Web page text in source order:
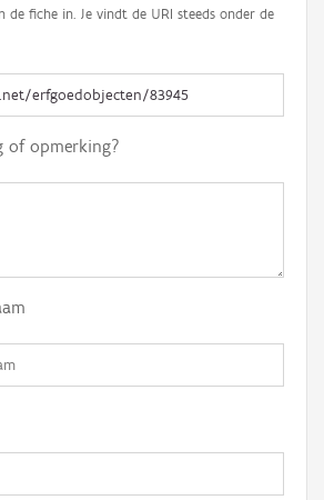
de fiche in. Je vindt de URI steeds onder de
of opmerking?